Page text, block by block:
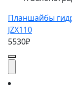
Планшайбы
JZX110
5530₽